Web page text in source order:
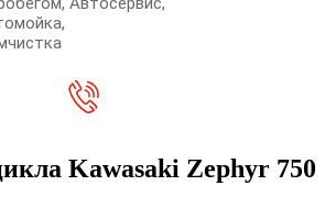
Kawasaki Zephyr 750